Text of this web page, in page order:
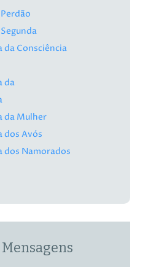
da Consciência
da
da Mulher
dos Avós
dos Namorados